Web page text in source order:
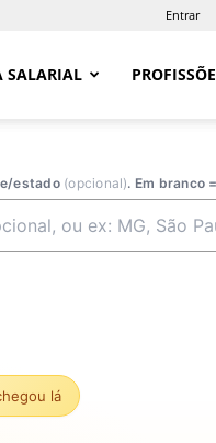
Entrar
SALARIAL
estado (opcional). Em branco
lá